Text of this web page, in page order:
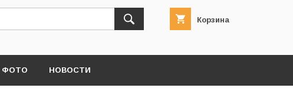
Корзина
ФОТО НОВОСТИ